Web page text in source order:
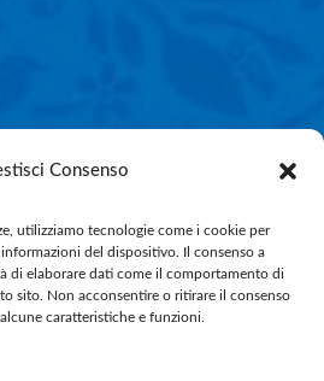
Consenso
utilizziamo tecnologie come i cookie per
del dispositivo. Il consenso a
di elaborare dati come il comportamento di
sito. Non acconsentire o ritirare il consenso
caratteristiche e funzioni.